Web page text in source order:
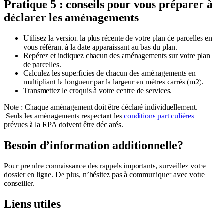
Pratique 5 : conseils pour vous préparer à
déclarer les aménagements
Utilisez la version la plus récente de votre plan de parcelles en
vous référant à la date apparaissant au bas du plan.
Repérez et indiquez chacun des aménagements sur votre plan
de parcelles.
Calculez les superficies de chacun des aménagements en
multipliant la longueur par la largeur en mètres carrés (m2).
Transmettez le croquis à votre centre de services.
Note : Chaque aménagement doit être déclaré individuellement.
Seuls les aménagements respectant les conditions particulières
prévues à la RPA doivent être déclarés.
Besoin d’information additionnelle?
Pour prendre connaissance des rappels importants, surveillez votre
dossier en ligne. De plus, n’hésitez pas à communiquer avec votre
conseiller.
Liens utiles